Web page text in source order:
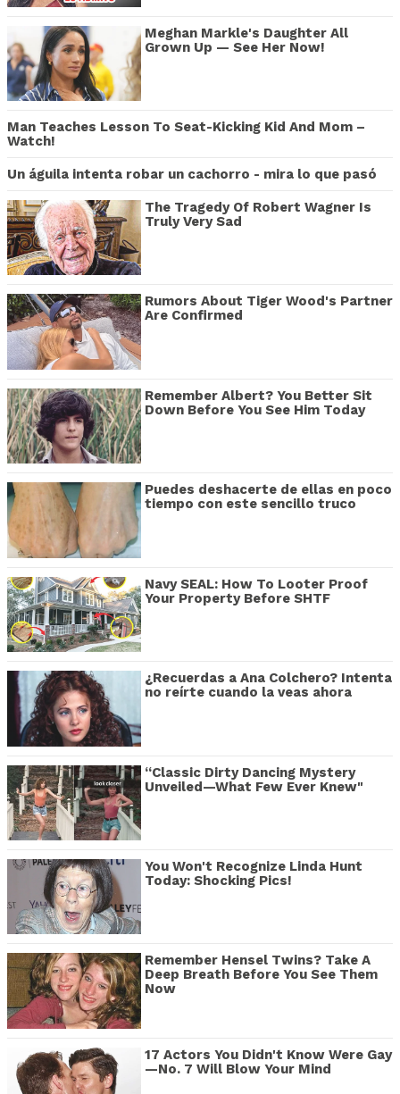
Meghan Markle's Daughter All
Grown Up — See Her Now!
Man Teaches Lesson To Seat-Kicking Kid And Mom –
Watch!
Un águila intenta robar un cachorro - mira lo que pasó
The Tragedy Of Robert Wagner Is
Truly Very Sad
Rumors About Tiger Wood's Partner
Are Confirmed
Remember Albert? You Better Sit
Down Before You See Him Today
Puedes deshacerte de ellas en poco
tiempo con este sencillo truco
Navy SEAL: How To Looter Proof
Your Property Before SHTF
¿Recuerdas a Ana Colchero? Intenta
no reírte cuando la veas ahora
“Classic Dirty Dancing Mystery
Unveiled—What Few Ever Knew"
You Won't Recognize Linda Hunt
Today: Shocking Pics!
Remember Hensel Twins? Take A
Deep Breath Before You See Them
Now
17 Actors You Didn't Know Were Gay
—No. 7 Will Blow Your Mind